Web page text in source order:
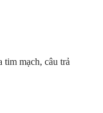
tim mạch, câu trả